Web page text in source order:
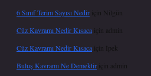
6 Sınıf Terim Sayısı Nedir için Nilgün
Cüz Kavramı Nedir Kısaca için
admin
Cüz Kavramı Nedir Kısaca için İpek
Buluş Kavramı Ne Demektir için admin